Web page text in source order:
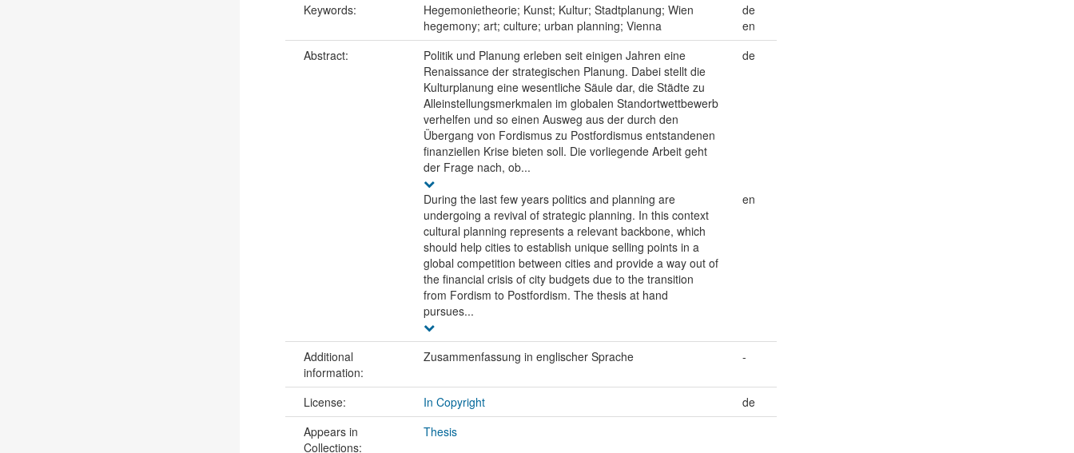
Keywords:
Hegemonietheorie; Kunst; Kultur; Stadtplanung; Wien
de
hegemony; art; culture; urban planning; Vienna
en
Abstract:
Politik und Planung erleben seit einigen Jahren eine
Renaissance der strategischen Planung. Dabei stellt die
Kulturplanung eine wesentliche Säule dar, die Städte zu
Alleinstellungsmerkmalen im globalen Standortwettbewerb
verhelfen und so einen Ausweg aus der durch den
Übergang von Fordismus zu Postfordismus entstandenen
finanziellen Krise bieten soll. Die vorliegende Arbeit geht
der Frage nach, ob...
de
During the last few years politics and planning are
undergoing a revival of strategic planning. In this context
cultural planning represents a relevant backbone, which
should help cities to establish unique selling points in a
global competition between cities and provide a way out of
the financial crisis of city budgets due to the transition
from Fordism to Postfordism. The thesis at hand
pursues...
en
Additional
information:
Zusammenfassung in englischer Sprache -
License: In Copyright
de
Appears in
Collections:
Thesis